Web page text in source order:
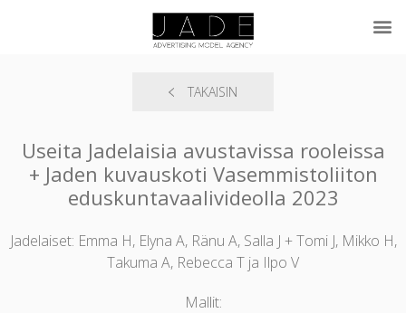
TAKAISIN
Useita Jadelaisia avustavissa rooleissa
+ Jaden kuvauskoti Vasemmistoliiton
eduskuntavaalivideolla 2023
Jadelaiset: Emma H, Elyna A, Ränu A, Salla J + Tomi J, Mikko H,
Takuma A, Rebecca T ja Ilpo V
Mallit: